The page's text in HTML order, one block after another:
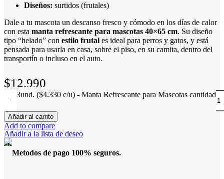
Diseños: surtidos (frutales)
Dale a tu mascota un descanso fresco y cómodo en los días de calor
con esta manta refrescante para mascotas 40×65 cm. Su diseño
tipo “helado” con estilo frutal es ideal para perros y gatos, y está
pensada para usarla en casa, sobre el piso, en su camita, dentro del
transportín o incluso en el auto.
$12.990
3und. ($4.330 c/u) - Manta Refrescante para Mascotas cantidad
Añadir al carrito
Add to compare
Añadir a la lista de deseo
Metodos de pago 100% seguros.